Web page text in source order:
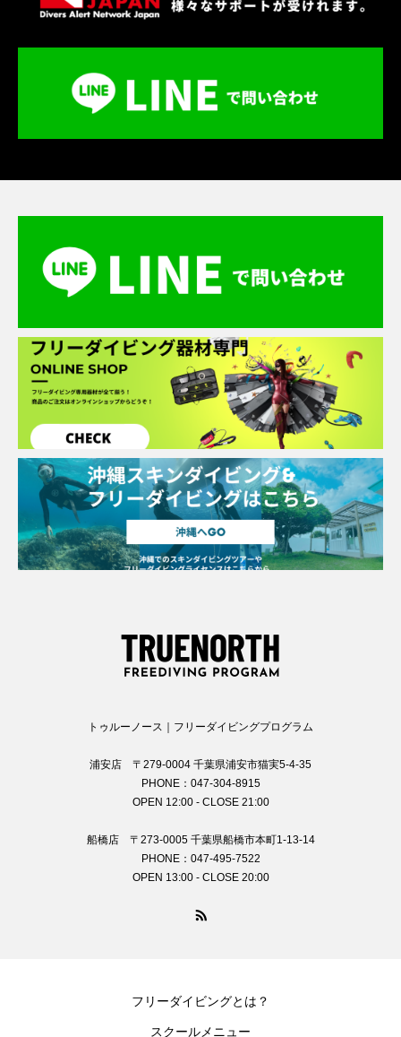
トゥルーノース｜フリーダイビングプログラム
浦安店 〒279-0004 千葉県浦安市猫実5-4-35
PHONE：047-304-8915
OPEN 12:00 - CLOSE 21:00
船橋店 〒273-0005 千葉県船橋市本町1-13-14
PHONE：047-495-7522
OPEN 13:00 - CLOSE 20:00
フリーダイビングとは？
スクールメニュー